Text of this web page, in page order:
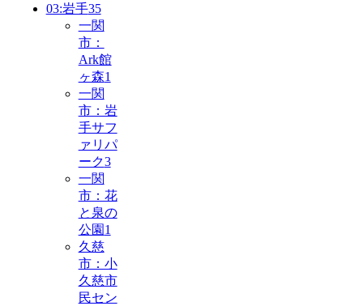
03:岩手35
一関
市：
Ark館
ヶ森1
一関
市：岩
手サフ
ァリパ
ーク3
一関
市：花
と泉の
公園 1
久慈
市：小
久慈市
民セン